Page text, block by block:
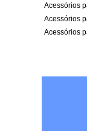
Acessórios
Acessórios
Acessórios